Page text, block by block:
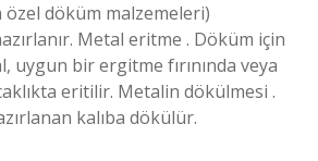
özel döküm malzemeleri)
Metal eritme . Döküm için
uygun bir ergitme fırınında veya
eritilir. Metalin dökülmesi .
kalıba dökülür.